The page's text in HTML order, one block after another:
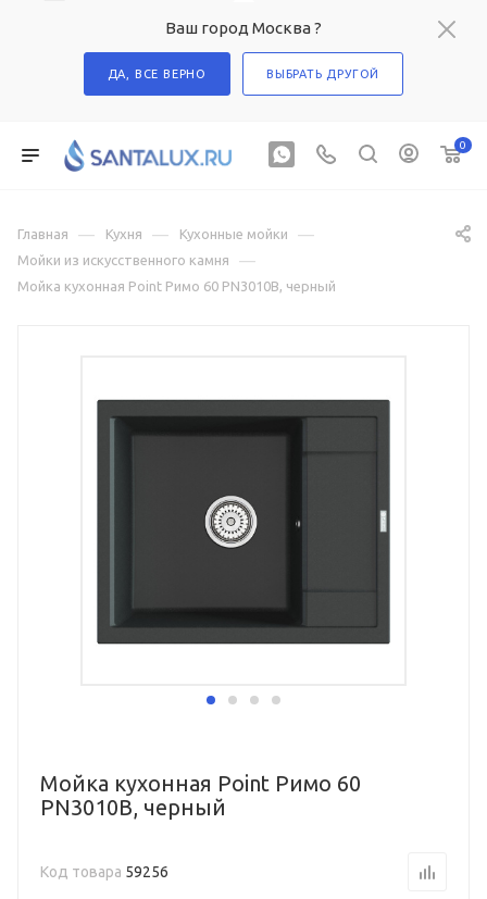
Ваш город Москва ?
ДА, ВСЕ ВЕРНО ВЫБРАТЬ ДРУГОЙ
0
Главная — Кухня — Кухонные мойки —
Мойки из искусственного камня —
Мойка кухонная Point Римо 60 PN3010B, черный
Мойка кухонная Point Римо 60
PN3010B, черный
Код товара 59256